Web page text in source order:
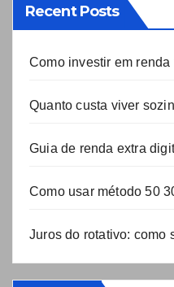
Recent Posts
Como investir em renda
Quanto custa viver
Guia de renda extra
Como usar método 50
Juros do rotativo: como